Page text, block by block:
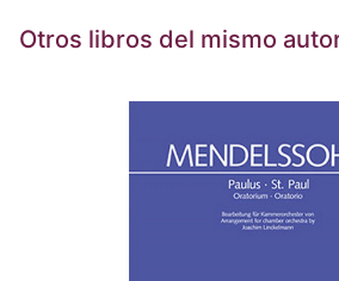
Otros libros del mismo